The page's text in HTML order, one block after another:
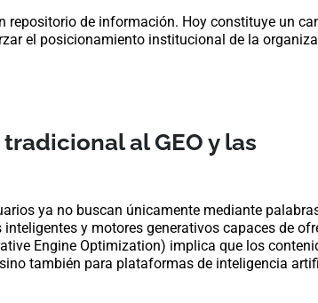
de información. Hoy constituye un
el posicionamiento institucional de la
al GEO y las
ya no buscan únicamente mediante
y motores generativos capaces de
Engine Optimization) implica que los
también para plataformas de inteligencia